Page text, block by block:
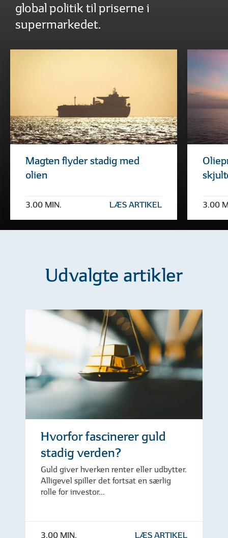
global politik til priserne i
supermarkedet.
Magten flyder stadig med
olien
3.00 MIN. LÆS ARTIKEL 3.00
Udvalgte artikler
Hvorfor fascinerer guld
stadig verden?
Guld giver hverken renter eller udbytter.
Alligevel spiller det fortsat en særlig
rolle for investor...